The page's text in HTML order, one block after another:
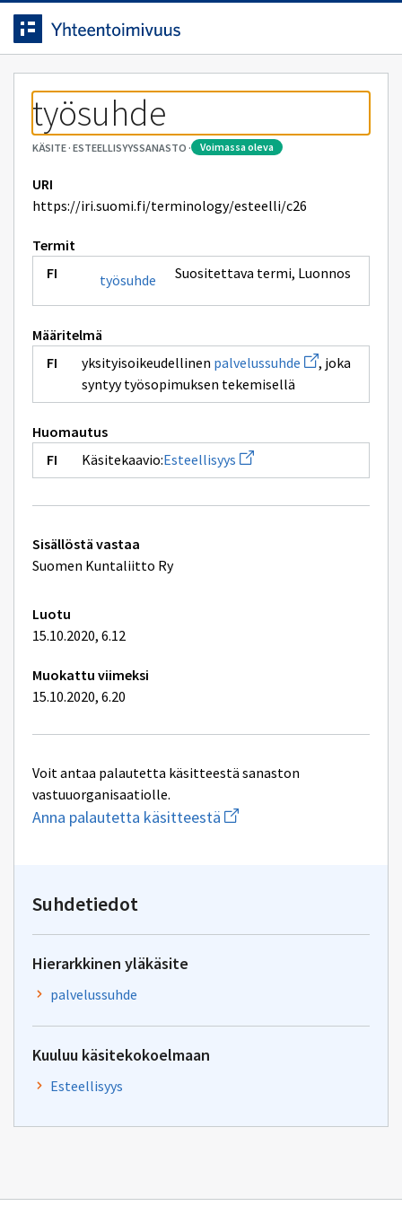
Siirrytty
sivulle
Siirry suoraan sisältöön.
työsuhde
KÄSITE· ESTEELLISYYSSANASTO · voimassa oleva
URI
https://iri.suomi.fi/terminology/esteelli/c26
Termit
työsuhde
Suositettava termi, Luonnos
Määritelmä
yksityisoikeudellinen palvelussuhde Avaa
uuden
sivulle
, joka
syntyy työsopimuksen tekemisellä
Huomautus
Käsitekaavio:Esteellisyys Avaa
uuden
ikkunan
Tekniset
lisätiedot
Sisällöstä vastaa
Suomen Kuntaliitto Ry
Luotu
15.10.2020, 6.12
Muokattu viimeksi
15.10.2020, 6.20
Voit antaa palautetta käsitteestä sanaston
vastuuorganisaatiolle.
Anna palautetta käsitteestä Aloita
uuden
Suhdetiedot
Hierarkkinen yläkäsite
palvelussuhde
Kuuluu käsitekokoelmaan
Esteellisyys